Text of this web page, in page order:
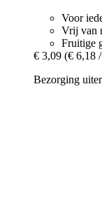
Voor
Vrij van
Fruitige
€ 3,09 (€ 6,18
Bezorging